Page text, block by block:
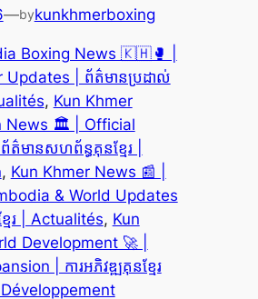
—bykunkhmerboxing
Boxing News 🇰🇭🥊 |
Updates | ព័ត៌មានប្រដាល់
, Kun Khmer
News 🏛️ | Official
មានសហព័ន្ធគុនខ្មែរ |
, Kun Khmer News 📰 |
& World Updates
ែរ | Actualités, Kun
Development 🚀 |
| ការអភិវឌ្ឍគុនខ្មែរ